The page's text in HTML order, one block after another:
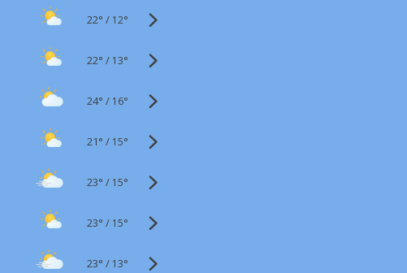
22° / 12°
22° / 13°
24° / 16°
21° / 15°
23° / 15°
23° / 15°
23° / 13°